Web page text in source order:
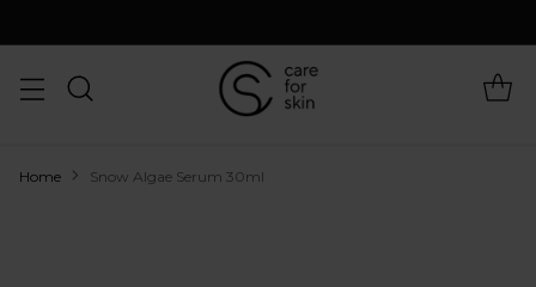
Home Snow Algae Serum 30ml